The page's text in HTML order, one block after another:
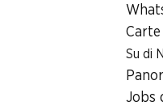
Su di
Jobs